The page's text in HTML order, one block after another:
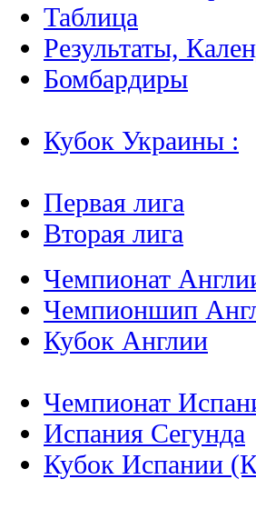
Таблица
Результаты,
Бомбардиры
Кубок Украины :
Первая лига
Вторая лига
Чемпионат
Чемпионшип
Кубок Англии
Чемпионат
Испания Сегунда
Кубок Испании